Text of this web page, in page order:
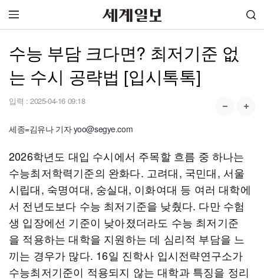
수능 부담 크다면? 최저기준 없
는 수시 공략법 [입시톡톡]
입력 : 2025-04-16 09:18
세종=김유나 기자 yoo@segye.com
2026학년도 대입 수시에서 주목할 흐름 중 하나는
수능최저학력기준의 완화다. 고려대, 국민대, 서울
시립대, 숙명여대, 숭실대, 이화여대 등 여러 대학에
서 전년도보다 수능 최저기준을 낮췄다. 다만 수험
생 입장에선 기준이 낮아졌더라도 수능 최저기준
을 적용하는 대학을 지원하는 데 심리적 부담을 느
끼는 경우가 많다. 16일 진학사 입시전략연구소가
수능최저기준이 적용되지 않는 대학과 특징을 정리